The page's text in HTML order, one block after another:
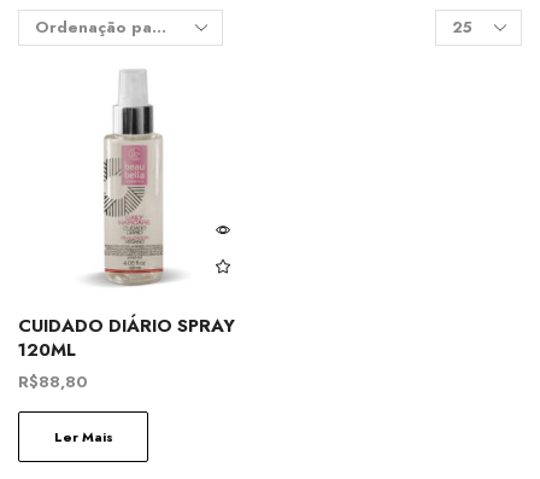
CUIDADO DIÁRIO SPRAY
120ML
R$88,80
Ler Mais